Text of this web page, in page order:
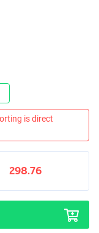
is direct
298.76